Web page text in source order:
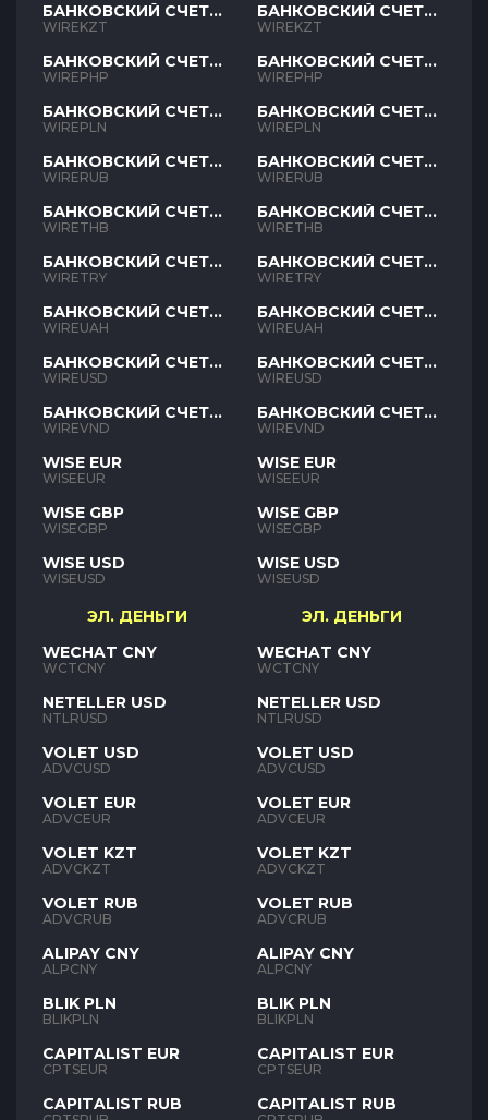
БАНКОВСКИЙ СЧЕТ
KZT
WIREKZT
БАНКОВСКИЙ СЧЕТ
PHP
WIREPHP
БАНКОВСКИЙ СЧЕТ
PLN
WIREPLN
БАНКОВСКИЙ СЧЕТ
RUB
WIRERUB
БАНКОВСКИЙ СЧЕТ
THB
WIRETHB
БАНКОВСКИЙ СЧЕТ
TRY
WIRETRY
БАНКОВСКИЙ СЧЕТ
UAH
WIREUAH
БАНКОВСКИЙ СЧЕТ
USD
WIREUSD
БАНКОВСКИЙ СЧЕТ
VND
WIREVND
WISE EUR
WISEEUR
WISE GBP
WISEGBP
WISE USD
WISEUSD
ЭЛ. ДЕНЬГИ
WECHAT CNY
WCTCNY
NETELLER USD
NTLRUSD
VOLET USD
ADVCUSD
VOLET EUR
ADVCEUR
VOLET KZT
ADVCKZT
VOLET RUB
ADVCRUB
ALIPAY CNY
ALPCNY
BLIK PLN
BLIKPLN
CAPITALIST EUR
CPTSEUR
CAPITALIST RUB
БАНКОВСКИЙ СЧЕТ
KZT
WIREKZT
БАНКОВСКИЙ СЧЕТ
PHP
WIREPHP
БАНКОВСКИЙ СЧЕТ
PLN
WIREPLN
БАНКОВСКИЙ СЧЕТ
RUB
WIRERUB
БАНКОВСКИЙ СЧЕТ
THB
WIRETHB
БАНКОВСКИЙ СЧЕТ
TRY
WIRETRY
БАНКОВСКИЙ СЧЕТ
UAH
WIREUAH
БАНКОВСКИЙ СЧЕТ
USD
WIREUSD
БАНКОВСКИЙ СЧЕТ
VND
WIREVND
WISE EUR
WISEEUR
WISE GBP
WISEGBP
WISE USD
WISEUSD
ЭЛ. ДЕНЬГИ
WECHAT CNY
WCTCNY
NETELLER USD
NTLRUSD
VOLET USD
ADVCUSD
VOLET EUR
ADVCEUR
VOLET KZT
ADVCKZT
VOLET RUB
ADVCRUB
ALIPAY CNY
ALPCNY
BLIK PLN
BLIKPLN
CAPITALIST EUR
CPTSEUR
CAPITALIST RUB